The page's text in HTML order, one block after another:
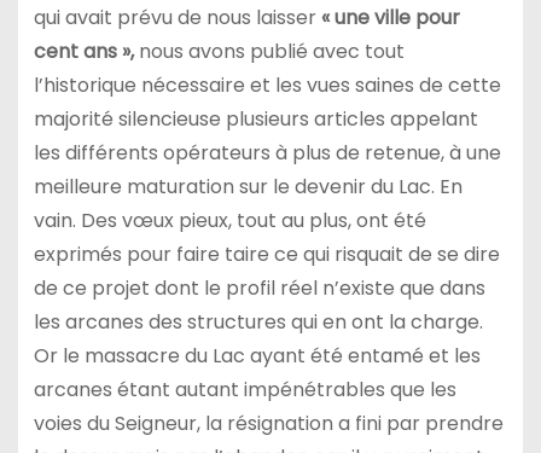
qui avait prévu de nous laisser« une ville pour
cent ans »,nous avons publié avec tout
l’historique nécessaire et les vues saines de cette
majorité silencieuse plusieurs articles appelant
les différents opérateurs à plus de retenue, à une
meilleure maturation sur le devenir du Lac. En
vain. Des vœux pieux, tout au plus, ont été
exprimés pour faire taire ce qui risquait de se dire
de ce projet dont le profil réel n’existe que dans
les arcanes des structures qui en ont la charge.
Or le massacre du Lac ayant été entamé et les
arcanes étant autant impénétrables que les
voies du Seigneur, la résignation a fini par prendre